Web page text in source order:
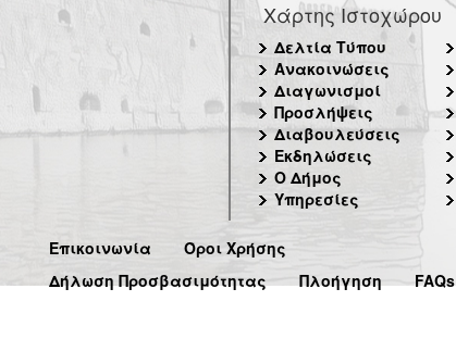
Χάρτης Ιστοχώρου
Δελτία Τύπου
Ανακοινώσεις
Διαγωνισμοί
Προσλήψεις
Διαβουλεύσεις
Εκδηλώσεις
Ο Δήμος
Υπηρεσίες
Επικοινωνία
Όροι Χρήσης
Δήλωση Προσβασιμότητας
Πλοήγηση FAQs